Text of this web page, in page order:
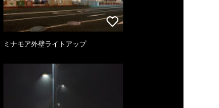
ミナモア外壁ライトアップ